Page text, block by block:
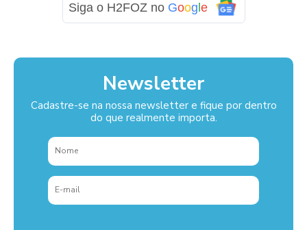
Siga o H2FOZ no Goog e
Newsletter
Cadastre-se na nossa newsletter e fique por dentro
do que realmente importa.